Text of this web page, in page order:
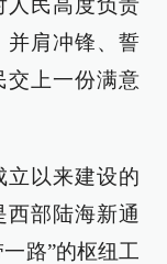
人民高度负责
并肩冲锋、誓
交上一份满意
立以来建设的
西部陆海新通
路”的枢纽工